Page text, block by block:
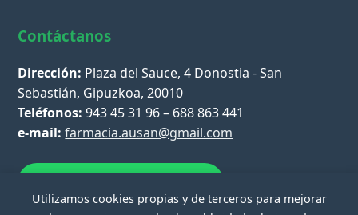
Contáctanos
Dirección: Plaza del Sauce, 4 Donostia - San
Sebastián, Gipuzkoa, 20010
Teléfonos: 943 45 31 96 – 688 863 441
e-mail: farmacia.ausan@gmail.com
Utilizamos cookies propias y de terceros para mejorar